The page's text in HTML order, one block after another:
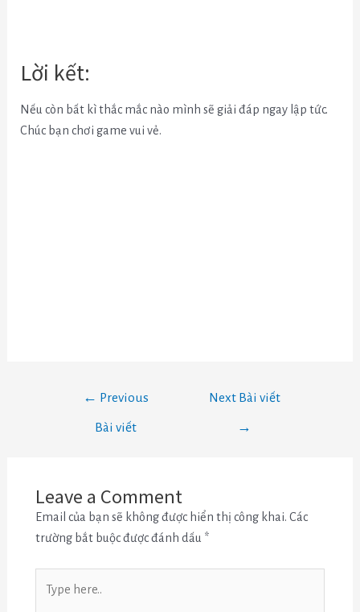
Lời kết:
Nếu còn bất kì thắc mắc nào mình sẽ giải đáp ngay lập tức.
Chúc bạn chơi game vui vẻ.
← Previous
Bài viết
Next Bài viết
→
Leave a Comment
Email của bạn sẽ không được hiển thị công khai. Các
trường bắt buộc được đánh dấu *
here..